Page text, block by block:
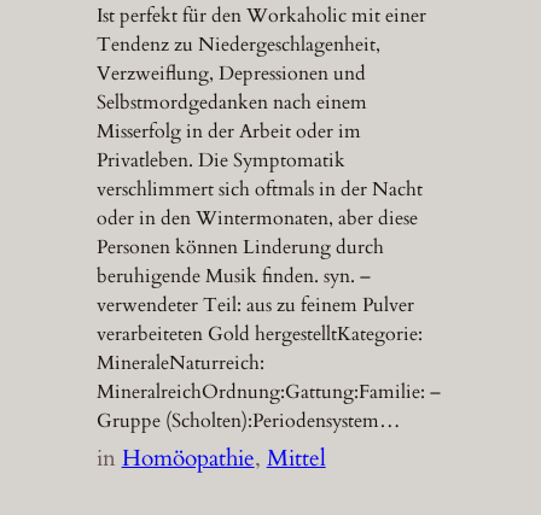
Ist perfekt für den Workaholic mit einer
Tendenz zu Niedergeschlagenheit,
Verzweiflung, Depressionen und
Selbstmordgedanken nach einem
Misserfolg in der Arbeit oder im
Privatleben. Die Symptomatik
verschlimmert sich oftmals in der Nacht
oder in den Wintermonaten, aber diese
Personen können Linderung durch
beruhigende Musik finden. syn. –
verwendeter Teil: aus zu feinem Pulver
verarbeiteten Gold hergestelltKategorie:
MineraleNaturreich:
MineralreichOrdnung:Gattung:Familie: –
Gruppe (Scholten):Periodensystem…
inHomöopathie, Mittel